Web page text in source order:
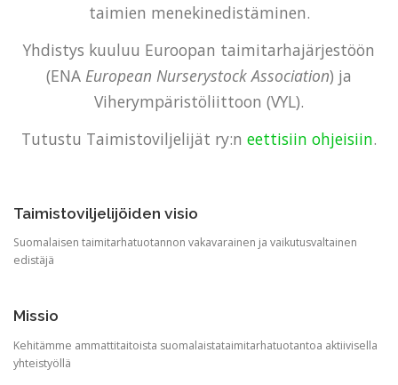
taimien menekinedistäminen.
Yhdistys kuuluu Euroopan taimitarhajärjestöön
(ENA European Nurserystock Association) ja
Viherympäristöliittoon (VYL).
Tutustu Taimistoviljelijät ry:n eettisiin ohjeisiin.
Taimistoviljelijöiden visio
Suomalaisen taimitarhatuotannon vakavarainen ja vaikutusvaltainen
edistäjä
Missio
Kehitämme ammattitaitoista suomalaistataimitarhatuotantoa aktiivisella
yhteistyöllä